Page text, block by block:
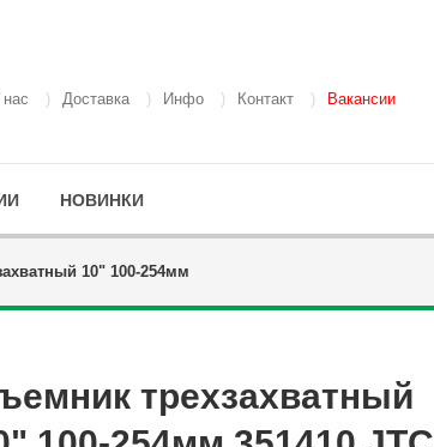
Доставка Инфо Контакт Вакансии
НОВИНКИ
10" 100-254мм
трехзахватный